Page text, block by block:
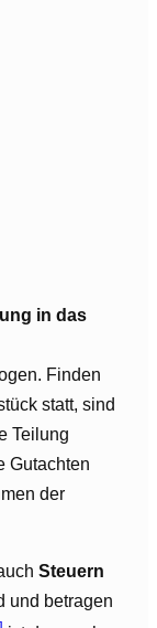
in das
Finden
statt, sind
Teilung
Gutachten
der
Steuern
und betragen